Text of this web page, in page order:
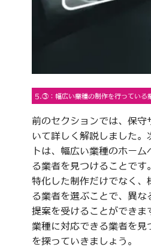
5.③：幅広い業種の制作を行っている
前のセクションでは、保守
いて詳しく解説しました。
トは、幅広い業種のホー
る業者を見つけることです
特化した制作だけでなく、
る業者を選ぶことで、異な
提案を受けることができま
業種に対応できる業者を見
を探っていきましょう。